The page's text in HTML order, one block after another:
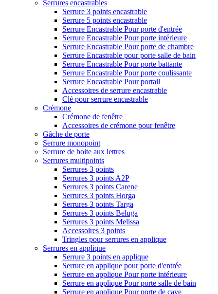
Serrures encastrables
Serrure 3 points encastrable
Serrure 5 points encastrable
Serrure Encastrable Pour porte d'entrée
Serrure Encastrable Pour porte intérieure
Serrure Encastrable Pour porte de chambre
Serrure Encastrable pour porte salle de bain
Serrure Encastrable Pour porte battante
Serrure Encastrable Pour porte coulissante
Serrure Encastrable Pour portail
Accessoires de serrure encastrable
Clé pour serrure encastrable
Crémone
Crémone de fenêtre
Accessoires de crémone pour fenêtre
Gâche de porte
Serrure monopoint
Serrure de boite aux lettres
Serrures multipoints
Serrures 3 points
Serrures 3 points A2P
Serrures 3 points Carene
Serrures 3 points Horga
Serrures 3 points Targa
Serrures 3 points Beluga
Serrures 3 points Melissa
Accessoires 3 points
Tringles pour serrures en applique
Serrures en applique
Serrure 3 points en applique
Serrure en applique pour porte d'entrée
Serrure en applique Pour porte intérieure
Serrure en applique Pour porte salle de bain
Serrure en applique Pour porte de cave